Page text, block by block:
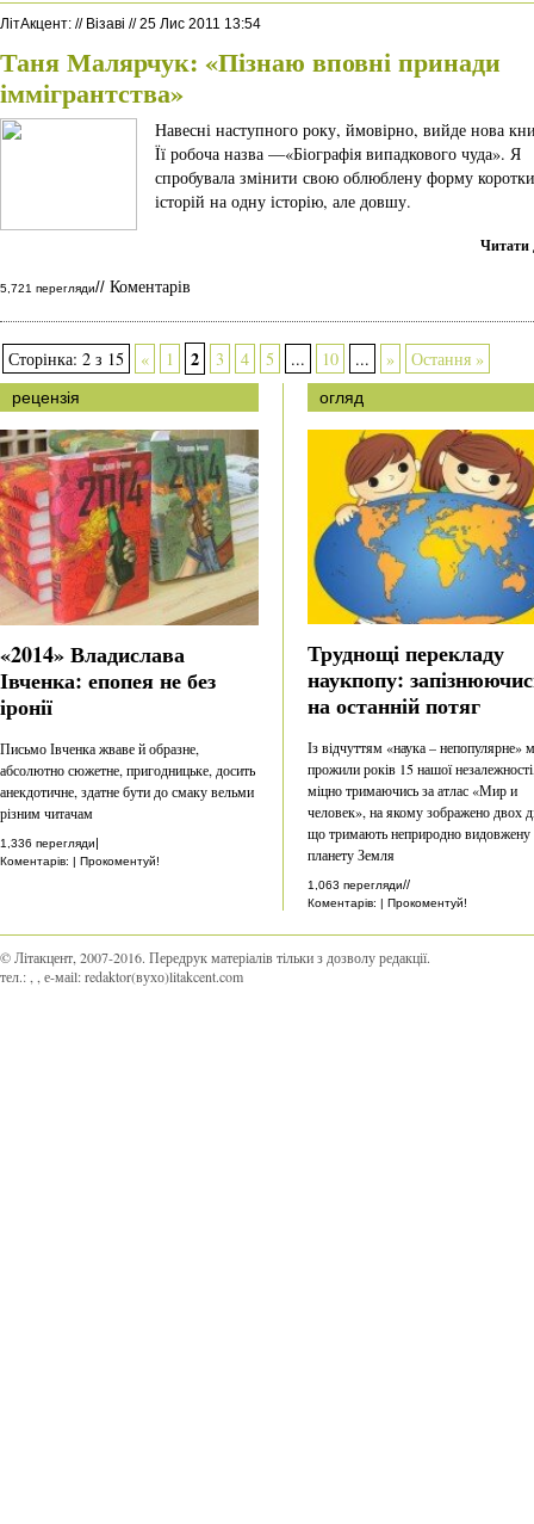
ЛітАкцент: // Візаві //25 Лис 2011 13:54
Таня Малярчук: «Пізнаю вповні принади
іммігрантства»
Навесні наступного року, ймовірно, вийде нова
Її робоча назва —«Біографія випадкового чуда». Я
спробувала змінити свою облюблену форму
історій на одну історію, але довшу.
Читати
5,721 перегляди// Коментарів
Сторінка: 2 з 15 « 1 2 3 4 5 ... 10 ... » Остання »
рецензія
«2014» Владислава
Івченка: епопея не без
іронії
Письмо Івченка жваве й образне,
абсолютно сюжетне, пригодницьке, досить
анекдотичне, здатне бути до смаку вельми
різним читачам
1,336 перегляди|
Коментарів: | Прокоментуй!
огляд
Труднощі перекладу
наукпопу:
на останній потяг
Із відчуттям «наука – непопулярне»
прожили років 15 нашої
міцно тримаючись за атлас «Мир и
человек», на якому зображено двох
що тримають неприродно видовжену
планету Земля
1,063 перегляди//
Коментарів: | Прокоментуй!
© Літакцент, 2007-2016. Передрук матеріалів тільки з дозволу редакції.
тел.:
, е-маіl:redaktor(вухо)litakcent.com